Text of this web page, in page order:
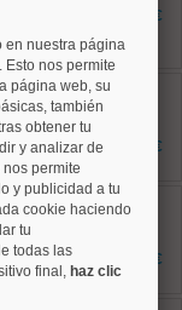
2.500 €
2.200 €
2.200 €
en nuestra página
nos permite
página web, su
también
obtener tu
y analizar de
permite
y publicidad a tu
cookie haciendo
tu
todas las
final, haz clic